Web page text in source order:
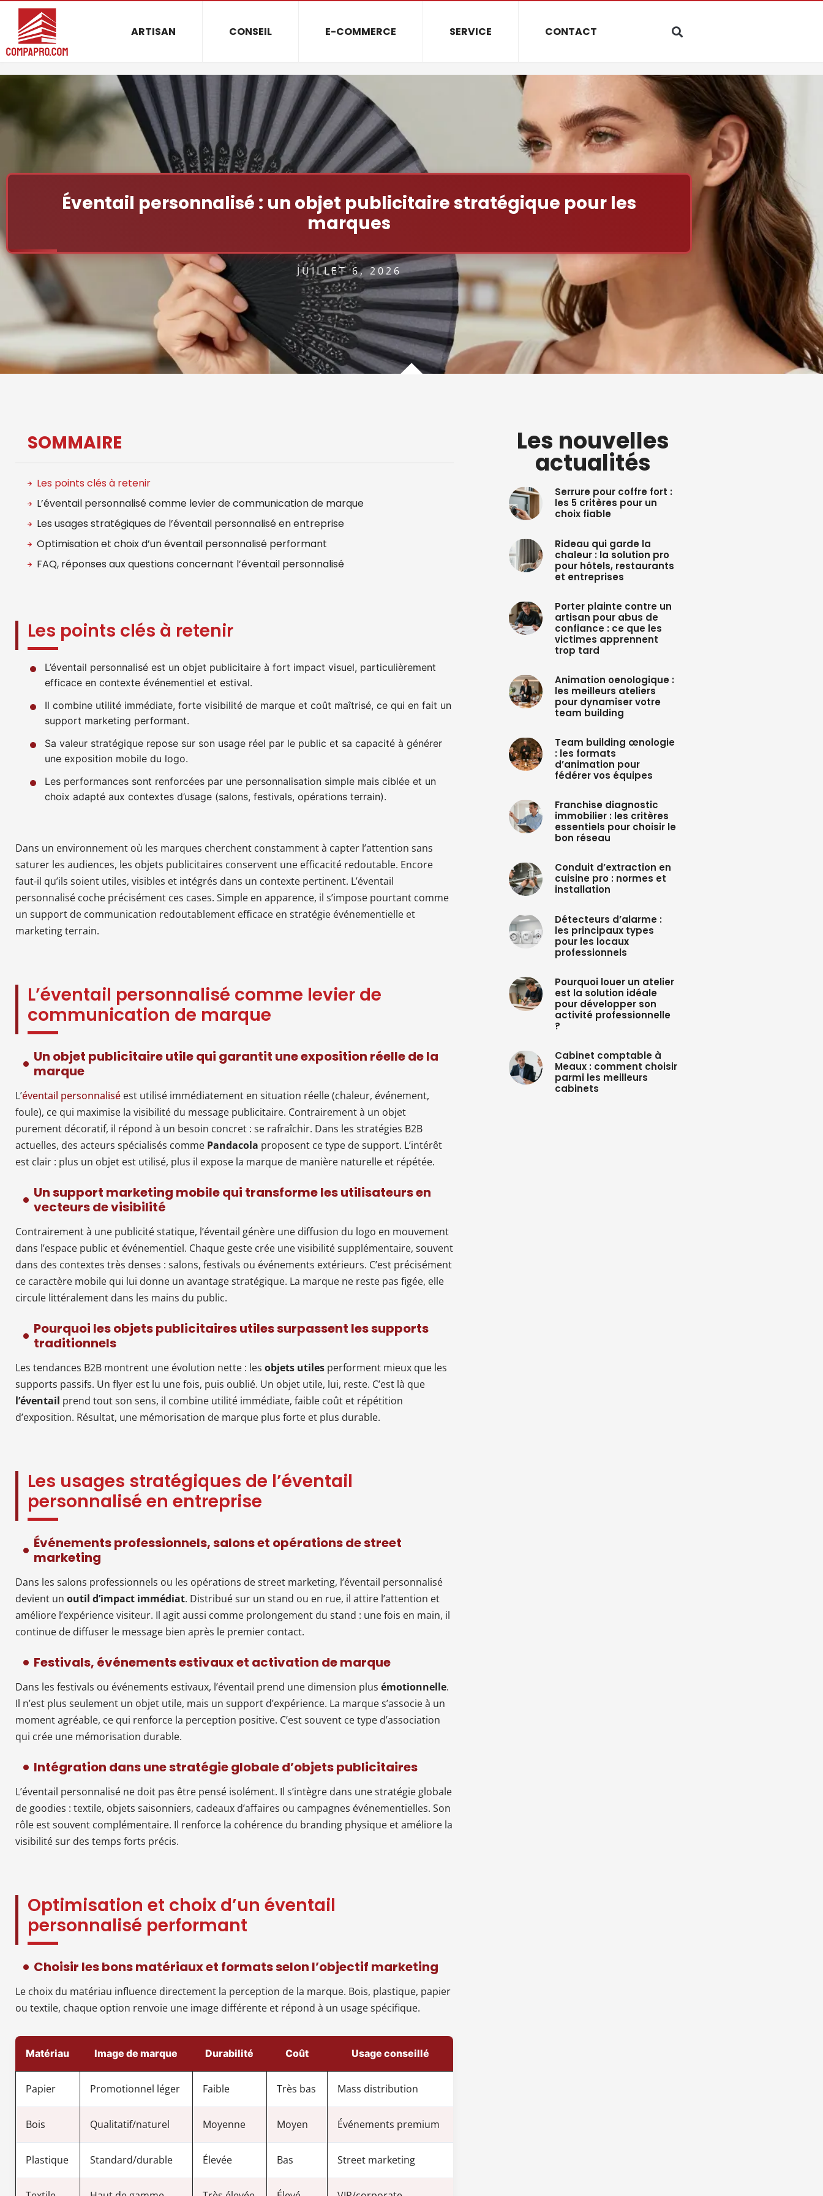
ARTISAN CONSEIL E-COMMERCE SERVICE CONTACT
Éventail personnalisé : un objet publicitaire stratégique pour les
marques
JUILLET 6, 2026
SOMMAIRE
Les points clés à retenir
L’éventail personnalisé comme levier de communication de marque
Les usages stratégiques de l’éventail personnalisé en entreprise
Optimisation et choix d’un éventail personnalisé performant
FAQ, réponses aux questions concernant l’éventail personnalisé
Les points clés à retenir
L’éventail personnalisé est un objet publicitaire à fort impact visuel, particulièrement
efficace en contexte événementiel et estival.
Il combine utilité immédiate, forte visibilité de marque et coût maîtrisé, ce qui en fait un
support marketing performant.
Sa valeur stratégique repose sur son usage réel par le public et sa capacité à générer
une exposition mobile du logo.
Les performances sont renforcées par une personnalisation simple mais ciblée et un
choix adapté aux contextes d’usage (salons, festivals, opérations terrain).
Dans un environnement où les marques cherchent constamment à capter l’attention sans
saturer les audiences, les objets publicitaires conservent une efficacité redoutable. Encore
faut-il qu’ils soient utiles, visibles et intégrés dans un contexte pertinent. L’éventail
personnalisé coche précisément ces cases. Simple en apparence, il s’impose pourtant comme
un support de communication redoutablement efficace en stratégie événementielle et
marketing terrain.
L’éventail personnalisé comme levier de
communication de marque
Un objet publicitaire utile qui garantit une exposition réelle de la
marque
L’éventail personnalisé est utilisé immédiatement en situation réelle (chaleur, événement,
foule), ce qui maximise la visibilité du message publicitaire. Contrairement à un objet
purement décoratif, il répond à un besoin concret : se rafraîchir. Dans les stratégies B2B
actuelles, des acteurs spécialisés comme Pandacola proposent ce type de support. L’intérêt
est clair : plus un objet est utilisé, plus il expose la marque de manière naturelle et répétée.
Un support marketing mobile qui transforme les utilisateurs en
vecteurs de visibilité
Contrairement à une publicité statique, l’éventail génère une diffusion du logo en mouvement
dans l’espace public et événementiel. Chaque geste crée une visibilité supplémentaire, souvent
dans des contextes très denses : salons, festivals ou événements extérieurs. C’est précisément
ce caractère mobile qui lui donne un avantage stratégique. La marque ne reste pas figée, elle
circule littéralement dans les mains du public.
Pourquoi les objets publicitaires utiles surpassent les supports
traditionnels
Les tendances B2B montrent une évolution nette : les objets utiles performent mieux que les
supports passifs. Un flyer est lu une fois, puis oublié. Un objet utile, lui, reste. C’est là que
l’éventail prend tout son sens, il combine utilité immédiate, faible coût et répétition
d’exposition. Résultat, une mémorisation de marque plus forte et plus durable.
Les usages stratégiques de l’éventail
personnalisé en entreprise
Événements professionnels, salons et opérations de street
marketing
Dans les salons professionnels ou les opérations de street marketing, l’éventail personnalisé
devient un outil d’impact immédiat. Distribué sur un stand ou en rue, il attire l’attention et
améliore l’expérience visiteur. Il agit aussi comme prolongement du stand : une fois en main, il
continue de diffuser le message bien après le premier contact.
Festivals, événements estivaux et activation de marque
Dans les festivals ou événements estivaux, l’éventail prend une dimension plus émotionnelle.
Il n’est plus seulement un objet utile, mais un support d’expérience. La marque s’associe à un
moment agréable, ce qui renforce la perception positive. C’est souvent ce type d’association
qui crée une mémorisation durable.
Intégration dans une stratégie globale d’objets publicitaires
L’éventail personnalisé ne doit pas être pensé isolément. Il s’intègre dans une stratégie globale
de goodies : textile, objets saisonniers, cadeaux d’affaires ou campagnes événementielles. Son
rôle est souvent complémentaire. Il renforce la cohérence du branding physique et améliore la
visibilité sur des temps forts précis.
Optimisation et choix d’un éventail
personnalisé performant
Choisir les bons matériaux et formats selon l’objectif marketing
Le choix du matériau influence directement la perception de la marque. Bois, plastique, papier
ou textile, chaque option renvoie une image différente et répond à un usage spécifique.
Matériau Image de marque Durabilité Coût Usage conseillé
Papier Promotionnel léger Faible Très bas Mass distribution
Bois Qualitatif/naturel Moyenne Moyen Événements premium
Plastique Standard/durable Élevée Bas Street marketing
Les nouvelles
actualités
Serrure pour coffre fort :
les 5 critères pour un
choix fiable
Rideau qui garde la
chaleur : la solution pro
pour hôtels, restaurants
et entreprises
Porter plainte contre un
artisan pour abus de
confiance : ce que les
victimes apprennent
trop tard
Animation oenologique :
les meilleurs ateliers
pour dynamiser votre
team building
Team building œnologie
: les formats
d’animation pour
fédérer vos équipes
Franchise diagnostic
immobilier : les critères
essentiels pour choisir le
bon réseau
Conduit d’extraction en
cuisine pro : normes et
installation
Détecteurs d’alarme :
les principaux types
pour les locaux
professionnels
Pourquoi louer un atelier
est la solution idéale
pour développer son
activité professionnelle
?
Cabinet comptable à
Meaux : comment choisir
parmi les meilleurs
cabinets